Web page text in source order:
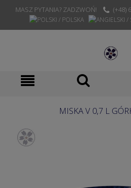
MASZ PYTANIA? ZADZWOŃ! (+48)
MISKA V 0,7 L